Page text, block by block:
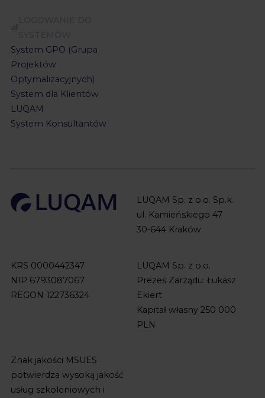
System GPO (Grupa
Projektów
Optymalizacyjnych)
System dla Klientów
LUQAM
System Konsultantów
LUQAM Sp. z o.o. Sp.k.
ul. Kamieńskiego 47
30-644 Kraków
KRS 0000442347
NIP 6793087067
REGON 122736324
LUQAM Sp. z o.o.
Prezes Zarządu: Łukasz
Ekiert
Kapitał własny 250 000
PLN
Znak jakości MSUES
potwierdza wysoką jakość
usług szkoleniowych i